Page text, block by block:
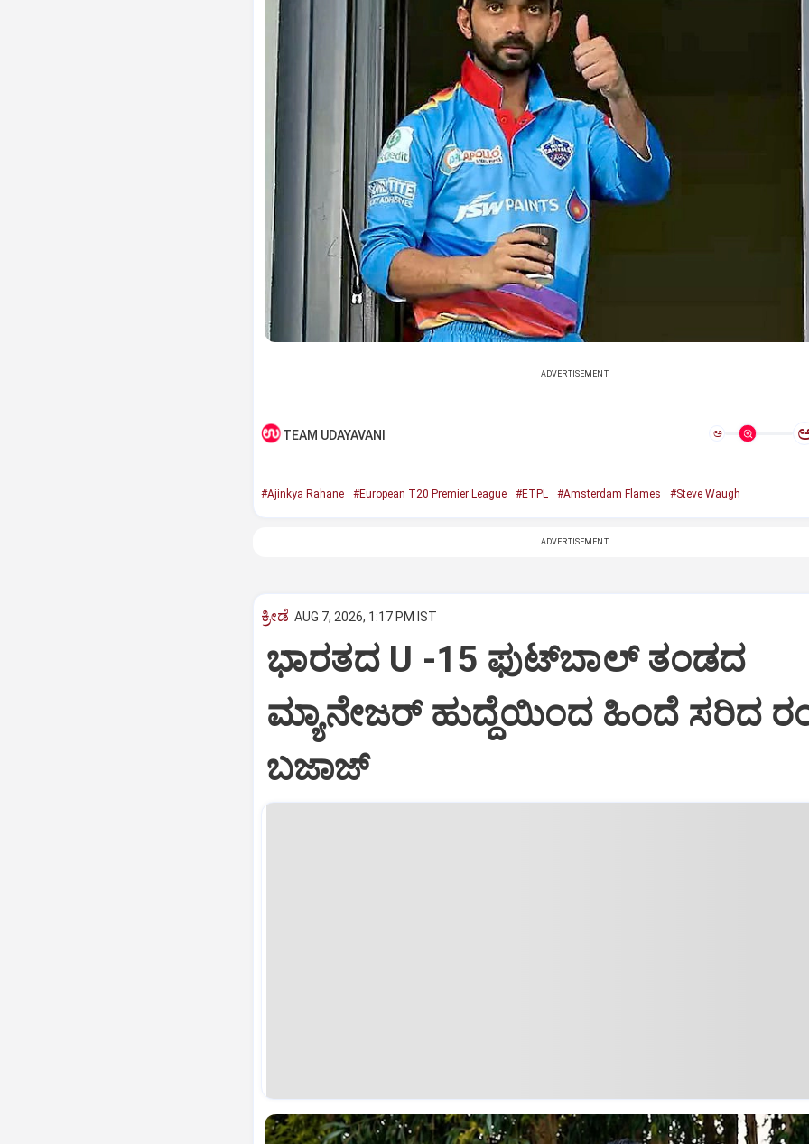
ADVERTISEMENT
TEAM UDAYAVANI ಅ
#Ajinkya Rahane #European T20 Premier League #ETPL #Amsterdam Flames #Steve Waugh
ADVERTISEMENT
ಕ್ರೀಡೆ AUG 7, 2026, 1:17 PM IST
ಭಾರತದ U -15 ಫುಟ್‌ಬಾಲ್ ತಂಡದ
ಮ್ಯಾನೇಜರ್‌ ಹುದ್ದೆಯಿಂದ ಹಿಂದೆ ಸರಿದ
ಬಜಾಜ್‌